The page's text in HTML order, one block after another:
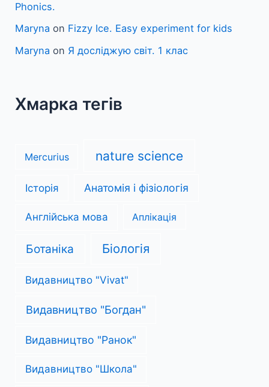
Phonics.
Maryna on Fizzy Ice. Easy experiment for kids
Maryna on Я досліджую світ. 1 клас
Хмарка тегів
Mercurius nature science
Історія Анатомія і фізіологія
Англійська мова Аплікація
Ботаніка Біологія
Видавництво "Vivat"
Видавництво "Богдан"
Видавництво "Ранок"
Видавництво "Школа"